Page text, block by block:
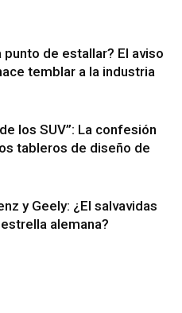
punto de estallar? El aviso
temblar a la industria
los SUV”: La confesión
tableros de diseño de
y Geely: ¿El salvavidas
alemana?